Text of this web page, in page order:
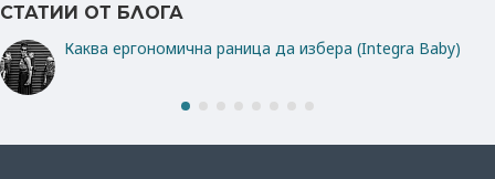
СТАТИИ ОТ БЛОГА
Каква ергономична раница да избера (Integra Baby)